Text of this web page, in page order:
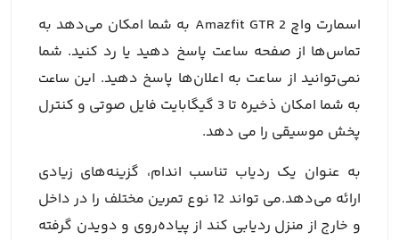
اسمارت واچ Amazfit GTR 2 به شما امکان می‌دهد به
تماس‌ها از صفحه ساعت پاسخ دهید یا رد کنید. شما
نمی‌توانید از ساعت به اعلان‌ها پاسخ دهید. این ساعت
به شما امکان ذخیره تا 3 گیگابایت فایل صوتی و کنترل
پخش موسیقی را می دهد.
به عنوان یک ردیاب تناسب اندام، گزینه‎‌های زیادی
ارائه می‌دهد.می تواند 12 نوع تمرین مختلف را در داخل
و خارج از منزل ردیابی کند از پیاده‌روی و دویدن گرفته